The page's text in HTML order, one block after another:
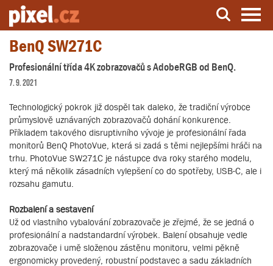
Server o natáčení a zpracování videa
BenQ SW271C
Profesionální třída 4K zobrazovačů s AdobeRGB od BenQ.
7. 9. 2021
Technologický pokrok již dospěl tak daleko, že tradiční výrobce
průmyslově uznávaných zobrazovačů dohání konkurence.
Příkladem takového disruptivního vývoje je profesionální řada
monitorů BenQ PhotoVue, která si zadá s těmi nejlepšími hráči na
trhu. PhotoVue SW271C je nástupce dva roky starého modelu,
který má několik zásadních vylepšení co do spotřeby, USB-C, ale i
rozsahu gamutu.
Rozbalení a sestavení
Už od vlastního vybalování zobrazovače je zřejmé, že se jedná o
profesionální a nadstandardní výrobek. Balení obsahuje vedle
zobrazovače i umě složenou zástěnu monitoru, velmi pěkně
ergonomicky provedený, robustní podstavec a sadu základních